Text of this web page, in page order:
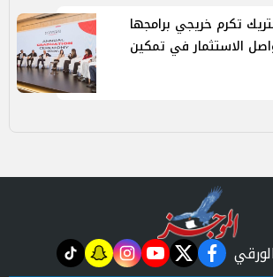
تكرم خريجي برامجها
الاستثمار في تمكين
facebook
twitter
youtube
instagram
snapchat
tiktok